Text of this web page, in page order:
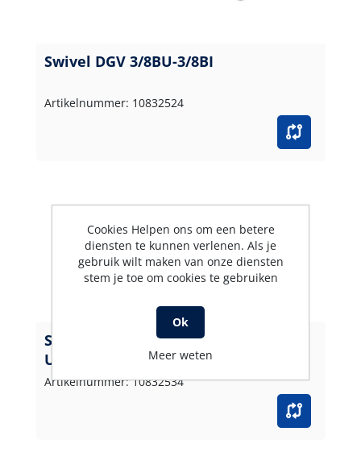
Swivel DGV 3/8BU-3/8BI
Artikelnummer: 10832524
Swivel DGV 3/8BU-BI 275 Bar 30
U/min
Artikelnummer: 10832534
Cookies Helpen ons om een betere
diensten te kunnen verlenen. Als je
gebruik wilt maken van onze diensten
stem je toe om cookies te gebruiken
Ok
Meer weten